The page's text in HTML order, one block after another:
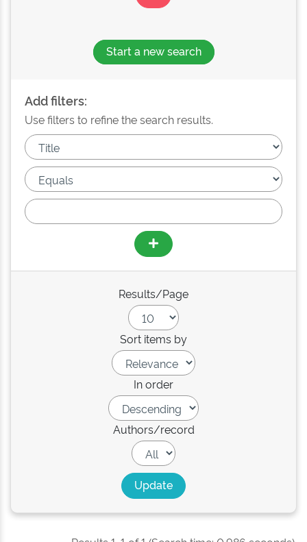
Start a new search
Add filters:
Use filters to refine the search results.
Results/Page
Sort items by
In order
Authors/record